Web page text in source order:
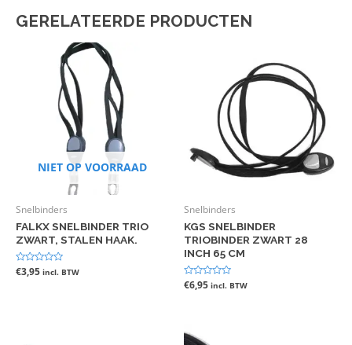
GERELATEERDE PRODUCTEN
NIET OP VOORRAAD
Snelbinders
FALKX SNELBINDER TRIO
ZWART, STALEN HAAK.
Gewaardeerd
€3,95 incl. BTW
Snelbinders
KGS SNELBINDER
TRIOBINDER ZWART 28
INCH 65 CM
Gewaardeerd
€6,95 incl. BTW